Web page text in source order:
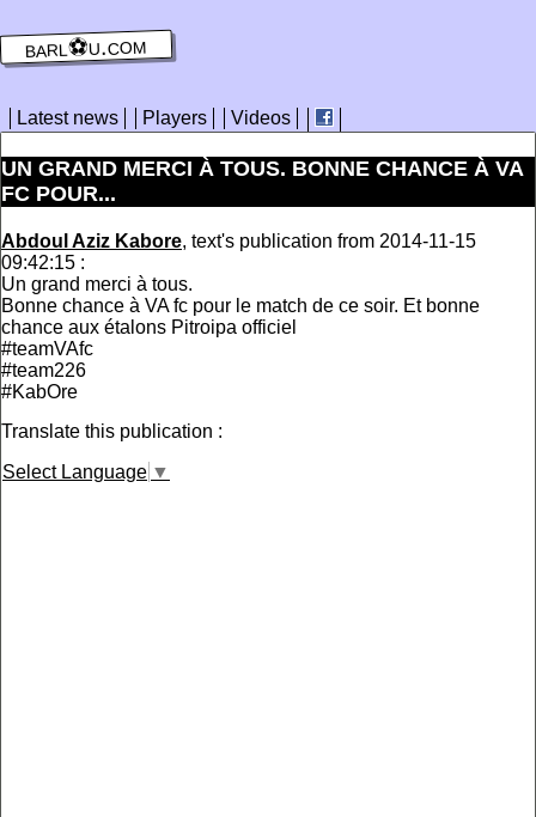
barl⚽️u.com
Latest news Players Videos
UN GRAND MERCI À TOUS. BONNE CHANCE À VA
FC POUR...
Abdoul Aziz Kabore, text's publication from 2014-11-15
09:42:15 :
Un grand merci à tous.
Bonne chance à VA fc pour le match de ce soir. Et bonne
chance aux étalons Pitroipa officiel
#teamVAfc
#team226
#KabOre
Translate this publication :
Select Language ▼